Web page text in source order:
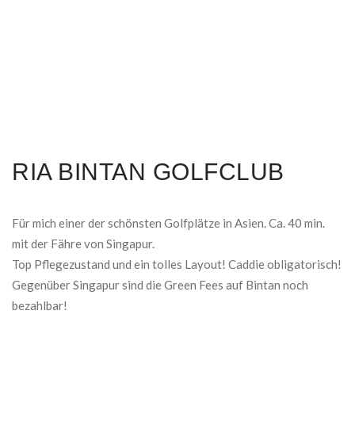
RIA BINTAN GOLFCLUB
Für mich einer der schönsten Golfplätze in Asien. Ca. 40 min.
mit der Fähre von Singapur.
Top Pflegezustand und ein tolles Layout! Caddie obligatorisch!
Gegenüber Singapur sind die Green Fees auf Bintan noch
bezahlbar!